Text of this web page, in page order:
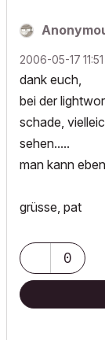
‎2006-05-17
dank euch,
bei der
schade,
sehen.....
man kann
grüsse, pat
0